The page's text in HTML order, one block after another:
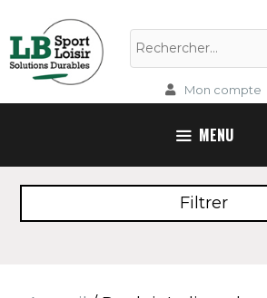
au
contenu
Rechercher :
Mon compte
MENU
Filtrer